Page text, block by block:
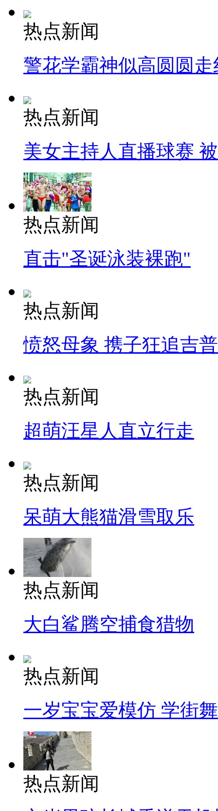
热点新闻
警花学霸神似高圆圆走
热点新闻
美女主持人直播球赛
热点新闻
直击"圣诞泳装裸跑"
热点新闻
愤怒母象 携子狂追吉
热点新闻
超萌汪星人直立行走
热点新闻
呆萌大熊猫滑雪取乐
热点新闻
大白鲨腾空捕食猎物
热点新闻
一岁宝宝爱模仿 学街
热点新闻